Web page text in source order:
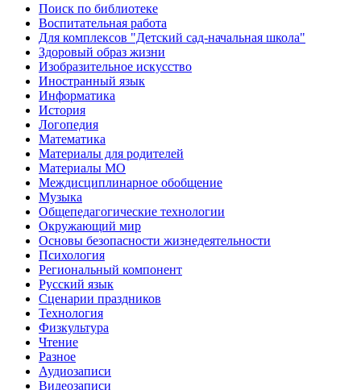
Поиск по библиотеке
Воспитательная работа
Для комплексов "Детский сад-начальная школа"
Здоровый образ жизни
Изобразительное искусство
Иностранный язык
Информатика
История
Логопедия
Математика
Материалы для родителей
Материалы МО
Междисциплинарное обобщение
Музыка
Общепедагогические технологии
Окружающий мир
Основы безопасности жизнедеятельности
Психология
Региональный компонент
Русский язык
Сценарии праздников
Технология
Физкультура
Чтение
Разное
Аудиозаписи
Видеозаписи